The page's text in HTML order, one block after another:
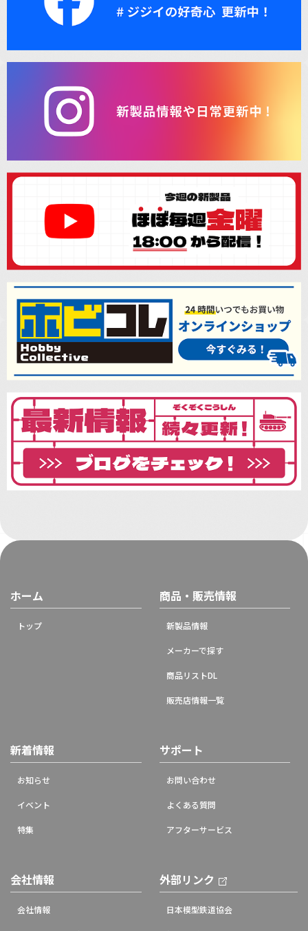
ホーム
トップ
商品・販売情報
新製品情報
メーカーで探す
商品リストDL
販売店情報一覧
新着情報
お知らせ
イベント
特集
サポート
お問い合わせ
よくある質問
アフターサービス
会社情報
会社情報
外部リンク
日本模型鉄道協会